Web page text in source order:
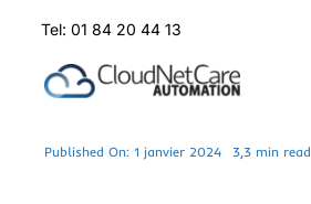
content
Tel: 01 84 20 44 13
Prendrez RDV
Published On: 1 janvier 2024 3,3 min read